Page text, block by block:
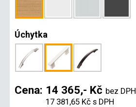
Úchytka
Cena: 14 365,- Kč bez DPH
17 381,65 Kč s DPH